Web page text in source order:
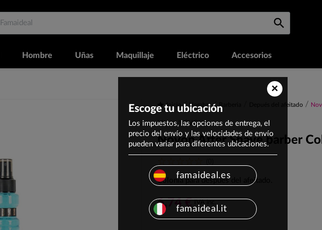
Hombre Uñas Maquillaje Eléctrico Accesorios
Inicio Hombre Depués del afeitado
Marca: NOVON
Novon After Shave barber
Colonia para después del afeitado.
6,74 €
×
Escoge tu ubicación
Los impuestos, las opciones de entrega, el
precio del envío y las velocidades de envío
pueden variar para diferentes ubicaciones.
famaideal.es
famaideal.it